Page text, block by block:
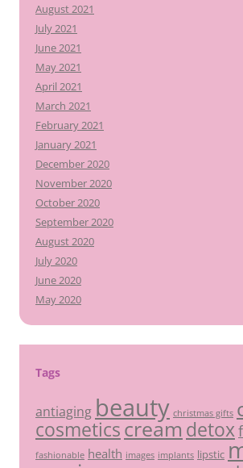
August 2021
July 2021
June 2021
May 2021
April 2021
March 2021
February 2021
January 2021
December 2020
November 2020
October 2020
September 2020
August 2020
July 2020
June 2020
May 2020
Tags
antiaging beauty christmas gifts
cosmeticscream detox
fashionable health images implants lipstic